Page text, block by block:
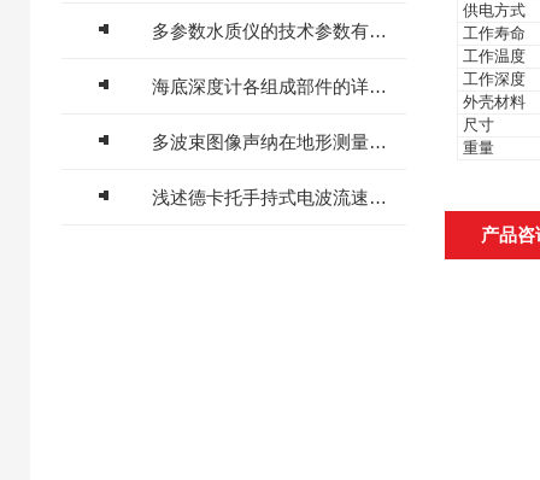
多参数水质仪的技术参数有哪些？
海底深度计各组成部件的详细功能特点分享
多波束图像声纳在地形测量方面的优点介绍
浅述德卡托手持式电波流速仪的常见故障解决方法
供电方式
工作寿命
工作温度
工作深度
外壳材料
尺寸
重量
产品咨